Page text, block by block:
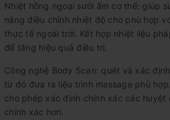
Nhiệt hồng ngoại sưởi ấm cơ thể: giúp
năng điều chỉnh nhiệt độ cho phù hợp
thực tế ngoài trời. Kết hợp nhiệt liệu
để tăng hiệu quả điều trị.
Công nghệ Body Scan: quét và xác
từ đó đưa ra liệu trình massage phù
cho phép xác định chính xác các huyệt
chính xác hơn.